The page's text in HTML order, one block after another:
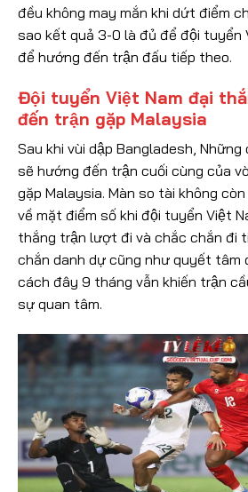
đều không may mắn khi dứt điểm
sao kết quả 3-0 là đủ để đội tuyển
để hướng đến trận đấu tiếp theo.
Đội tuyển Việt Nam đại
đến trận gặp Malaysia
Sau khi vùi dập Bangladesh,
sẽ hướng đến trận cuối cùng của
gặp Malaysia. Màn so tài không
về mặt điểm số khi đội tuyển Việt
thắng trận lượt đi và chắc chắn đi
chắn danh dự cũng như quyết tâm
cách đây 9 tháng vẫn khiến trận
sự quan tâm.